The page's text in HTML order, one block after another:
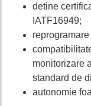
detine
IATF16949;
monitorizare
standard de
autonomie